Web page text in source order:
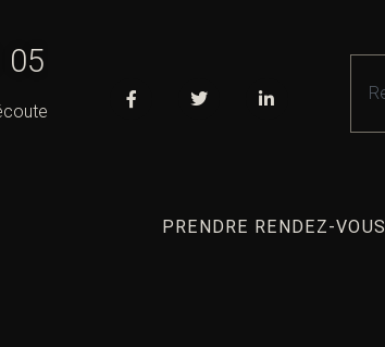
05
PRENDRE RENDEZ-VOUS